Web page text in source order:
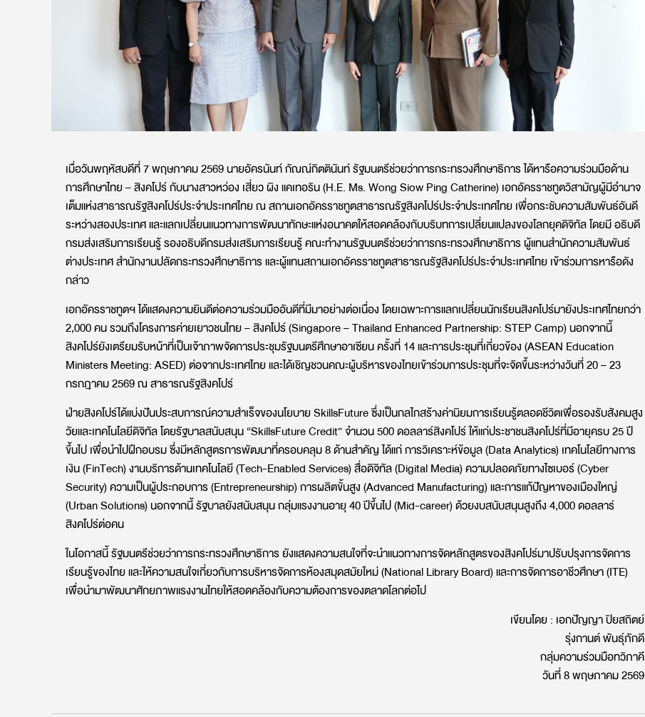
เมื่อวันพฤหัสบดีที่ 7 พฤษภาคม 2569 นายอัครนันท์ กัณณ์กิตตินันท์ รัฐมนตรีช่วยว่าการกระทรวงศึกษาธิการ ได้หารือความร่วมมือด้าน
การศึกษาไทย – สิงคโปร์ กับนางสาวหว่อง เสี่ยว ผิง แคเทอริน (H.E. Ms. Wong Siow Ping Catherine) เอกอัครราชทูตวิสามัญผู้มีอำนาจ
เต็มแห่งสาธารณรัฐสิงคโปร์ประจำประเทศไทย ณ สถานเอกอัครราชทูตสาธารณรัฐสิงคโปร์ประจำประเทศไทย เพื่อกระชับความสัมพันธ์อันดี
ระหว่างสองประเทศ และแลกเปลี่ยนแนวทางการพัฒนาทักษะแห่งอนาคตให้สอดคล้องกับบริบทการเปลี่ยนแปลงของโลกยุคดิจิทัล โดยมี อธิบดี
กรมส่งเสริมการเรียนรู้ รองอธิบดีกรมส่งเสริมการเรียนรู้ คณะทำงานรัฐมนตรีช่วยว่าการกระทรวงศึกษาธิการ ผู้แทนสำนักความสัมพันธ์
ต่างประเทศ สำนักงานปลัดกระทรวงศึกษาธิการ และผู้แทนสถานเอกอัครราชทูตสาธารณรัฐสิงคโปร์ประจำประเทศไทย เข้าร่วมการหารือดัง
กล่าว
เอกอัครราชทูตฯ ได้แสดงความยินดีต่อความร่วมมืออันดีที่มีมาอย่างต่อเนื่อง โดยเฉพาะการแลกเปลี่ยนนักเรียนสิงคโปร์มายังประเทศไทยกว่า
2,000 คน รวมถึงโครงการค่ายเยาวชนไทย – สิงคโปร์ (Singapore – Thailand Enhanced Partnership: STEP Camp) นอกจากนี้
สิงคโปร์ยังเตรียมรับหน้าที่เป็นเจ้าภาพจัดการประชุมรัฐมนตรีศึกษาอาเซียน ครั้งที่ 14 และการประชุมที่เกี่ยวข้อง (ASEAN Education
Ministers Meeting: ASED) ต่อจากประเทศไทย และได้เชิญชวนคณะผู้บริหารของไทยเข้าร่วมการประชุมที่จะจัดขึ้นระหว่างวันที่ 20 – 23
กรกฎาคม 2569 ณ สาธารณรัฐสิงคโปร์
ฝ่ายสิงคโปร์ได้แบ่งปันประสบการณ์ความสำเร็จของนโยบาย SkillsFuture ซึ่งเป็นกลไกสร้างค่านิยมการเรียนรู้ตลอดชีวิตเพื่อรองรับสังคมสูง
วัยและเทคโนโลยีดิจิทัล โดยรัฐบาลสนับสนุน “SkillsFuture Credit” จำนวน 500 ดอลลาร์สิงคโปร์ ให้แก่ประชาชนสิงคโปร์ที่มีอายุครบ 25 ปี
ขึ้นไป เพื่อนำไปฝึกอบรม ซึ่งมีหลักสูตรการพัฒนาที่ครอบคลุม 8 ด้านสำคัญ ได้แก่ การวิเคราะห์ข้อมูล (Data Analytics) เทคโนโลยีทางการ
เงิน (FinTech) งานบริการด้านเทคโนโลยี (Tech-Enabled Services) สื่อดิจิทัล (Digital Media) ความปลอดภัยทางไซเบอร์ (Cyber
Security) ความเป็นผู้ประกอบการ (Entrepreneurship) การผลิตขั้นสูง (Advanced Manufacturing) และการแก้ปัญหาของเมืองใหญ่
(Urban Solutions) นอกจากนี้ รัฐบาลยังสนับสนุน กลุ่มแรงงานอายุ 40 ปีขึ้นไป (Mid-career) ด้วยงบสนับสนุนสูงถึง 4,000 ดอลลาร์
สิงคโปร์ต่อคน
ในโอกาสนี้ รัฐมนตรีช่วยว่าการกระทรวงศึกษาธิการ ยังแสดงความสนใจที่จะนำแนวทางการจัดหลักสูตรของสิงคโปร์มาปรับปรุงการจัดการ
เรียนรู้ของไทย และให้ความสนใจเกี่ยวกับการบริหารจัดการห้องสมุดสมัยใหม่ (National Library Board) และการจัดการอาชีวศึกษา (ITE)
เพื่อนำมาพัฒนาศักยภาพแรงงานไทยให้สอดคล้องกับความต้องการของตลาดโลกต่อไป
เขียนโดย : เอกปัญญา ปิยสถิตย์
รุ่งกานต์ พันธุ์ภักดี
กลุ่มความร่วมมือทวิภาคี
วันที่ 8 พฤษภาคม 2569